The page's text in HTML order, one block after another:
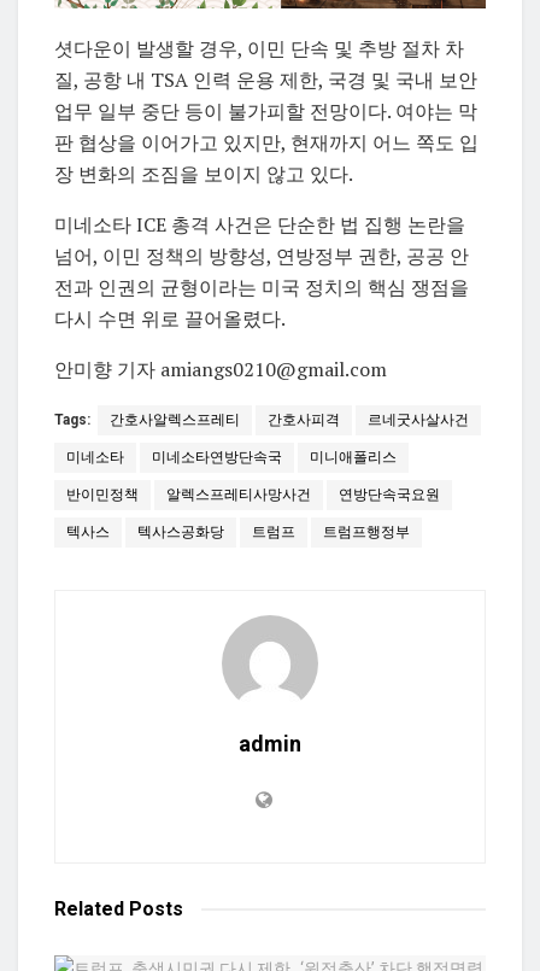
셧다운이 발생할 경우, 이민 단속 및 추방 절차 차
질, 공항 내 TSA 인력 운용 제한, 국경 및 국내 보안
업무 일부 중단 등이 불가피할 전망이다. 여야는 막
판 협상을 이어가고 있지만, 현재까지 어느 쪽도 입
장 변화의 조짐을 보이지 않고 있다.
미네소타 ICE 총격 사건은 단순한 법 집행 논란을
넘어, 이민 정책의 방향성, 연방정부 권한, 공공 안
전과 인권의 균형이라는 미국 정치의 핵심 쟁점을
다시 수면 위로 끌어올렸다.
안미향 기자 amiangs0210@gmail.com
Tags: 간호사알렉스프레티 간호사피격 르네굿사살사건
미네소타 미네소타연방단속국 미니애폴리스
반이민정책 알렉스프레티사망사건 연방단속국요원
텍사스 텍사스공화당 트럼프 트럼프행정부
admin
Related Posts